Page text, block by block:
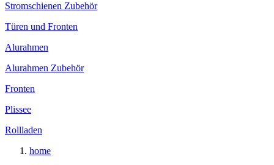
Stromschienen Zubehör
Türen und Fronten
Alurahmen
Alurahmen Zubehör
Fronten
Plissee
Rollladen
home